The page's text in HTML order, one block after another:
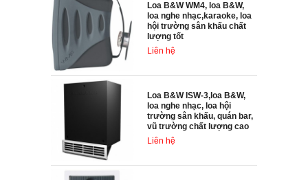
Loa B&W WM4, loa B&W,
loa nghe nhạc,karaoke, loa
hội trường sân khấu chất
lượng tốt
Liên hệ
Loa B&W ISW-3,loa B&W,
loa nghe nhạc, loa hội
trường sân khấu, quán bar,
vũ trường chất lượng cao
Liên hệ